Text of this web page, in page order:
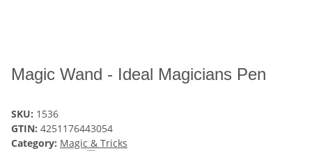
Magic Wand - Ideal Magicians Pen
SKU: 1536
GTIN: 4251176443054
Category: Magic & Tricks